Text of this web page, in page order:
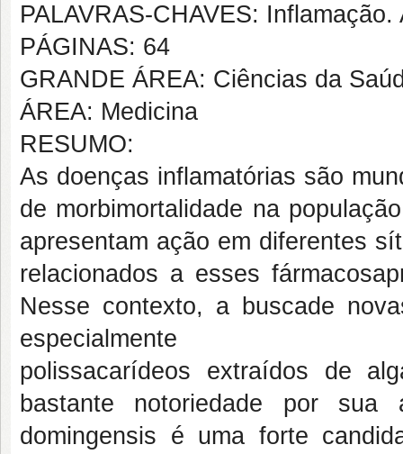
PALAVRAS-CHAVES:
PÁGINAS: 64
GRANDE ÁREA: Ciências da
ÁREA: Medicina
RESUMO:
As doenças inflamatórias são
de morbimortalidade na
apresentam ação em diferentes
relacionados a esses
Nesse contexto, a buscade
especialmente
polissacarídeos extraídos de
bastante notoriedade por sua
domingensis é uma forte